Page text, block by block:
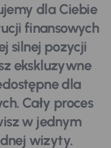
dla Ciebie
finansowych
silnej pozycji
ekskluzywne
dla
Cały proces
w jednym
wizyty.